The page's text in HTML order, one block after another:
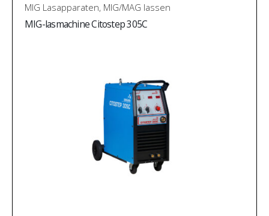
MIG Lasapparaten, MIG/MAG lassen
MIG-lasmachine Citostep 305C